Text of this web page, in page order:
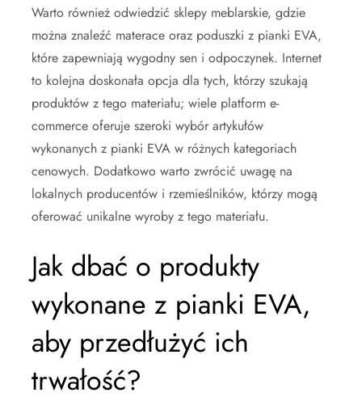
Warto również odwiedzić sklepy meblarskie, gdzie
można znaleźć materace oraz poduszki z pianki EVA,
które zapewniają wygodny sen i odpoczynek. Internet
to kolejna doskonała opcja dla tych, którzy szukają
produktów z tego materiału; wiele platform e-
commerce oferuje szeroki wybór artykułów
wykonanych z pianki EVA w różnych kategoriach
cenowych. Dodatkowo warto zwrócić uwagę na
lokalnych producentów i rzemieślników, którzy mogą
oferować unikalne wyroby z tego materiału.
Jak dbać o produkty
wykonane z pianki EVA,
aby przedłużyć ich
trwałość?